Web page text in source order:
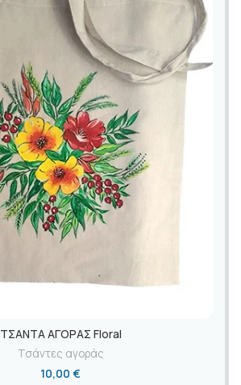
ΤΣΑΝΤΑ ΑΓΟΡΑΣ Floral
Τσάντες αγοράς
10,00 €